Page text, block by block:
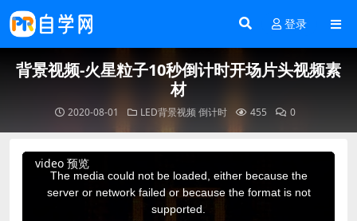
登录
背景视频-火星粒子10秒倒计时开场片头视频素
材
2020-08-01 LED背景视频倒计时 455 0
video 预览
This
The media could not be loaded, either because the
server or network failed or because the format is not
supported.